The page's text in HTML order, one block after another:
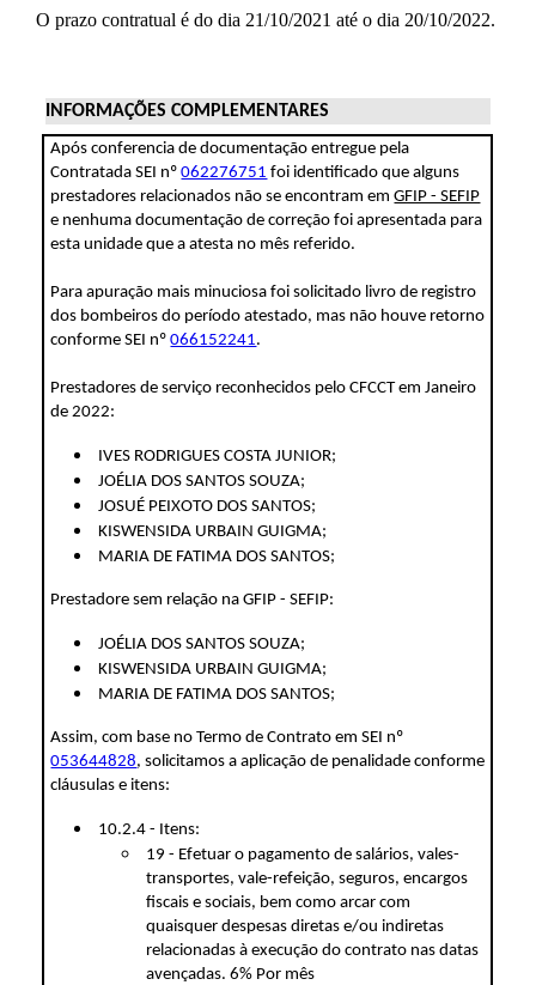
O prazo contratual é do dia 21/10/2021 até o dia 20/10/2022.
INFORMAÇÕES COMPLEMENTARES
Após conferencia de documentação entregue pela
Contratada SEI nº062276751 foi identificado que alguns
prestadores relacionados não se encontram emGFIP - SEFIP
e nenhuma documentação de correção foi apresentada para
esta unidade que a atesta no mês referido.
Para apuração mais minuciosa foi solicitado livro de registro
dos bombeiros do período atestado, mas não houve retorno
conforme SEI nº 066152241.
Prestadores de serviço reconhecidos pelo CFCCT em Janeiro
de 2022:
IVES RODRIGUES COSTA JUNIOR;
JOÉLIA DOS SANTOS SOUZA;
JOSUÉ PEIXOTO DOS SANTOS;
KISWENSIDA URBAIN GUIGMA;
MARIA DE FATIMA DOS SANTOS;
Prestadore sem relação na GFIP - SEFIP:
JOÉLIA DOS SANTOS SOUZA;
KISWENSIDA URBAIN GUIGMA;
MARIA DE FATIMA DOS SANTOS;
Assim, com base no Termo de Contrato em SEI nº
053644828, solicitamos a aplicação de penalidade conforme
cláusulas e itens:
10.2.4 - Itens:
19 - Efetuar o pagamento de salários, vales-
transportes, vale-refeição, seguros, encargos
fiscais e sociais, bem como arcar com
quaisquer despesas diretas e/ou indiretas
relacionadas à execução do contrato nas datas
avençadas. 6% Por mês